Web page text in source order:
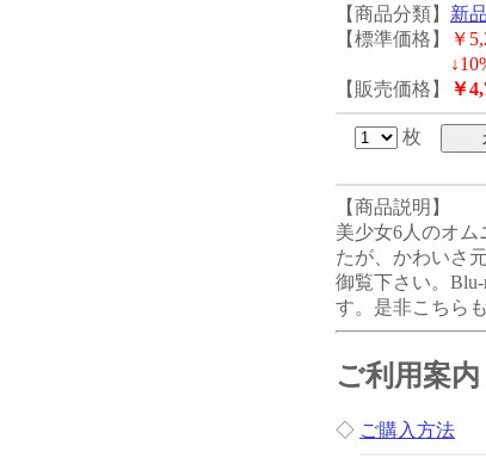
【商品分類】 新品
【標準価格】
￥
↓
【販売価格】
￥
枚
【商品説明】
美少女6人のオ
たが、かわいさ
御覧下さい。
す。是非こちら
ご利用案内
◇ ご購入方法